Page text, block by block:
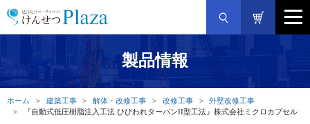
製品情報
ホーム 建築工事 解体・改修工事 改修工事
外壁改修工事
『自動式低圧樹脂注入工法 ひびわれターパンII型工法』株式会社ミクロカプセル